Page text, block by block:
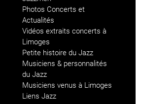
Photos Concerts et
Actualités
Vidéos extraits concerts à
Limoges
Petite histoire du Jazz
Musiciens & personnalités
du Jazz
Musiciens venus à Limoges
Liens Jazz